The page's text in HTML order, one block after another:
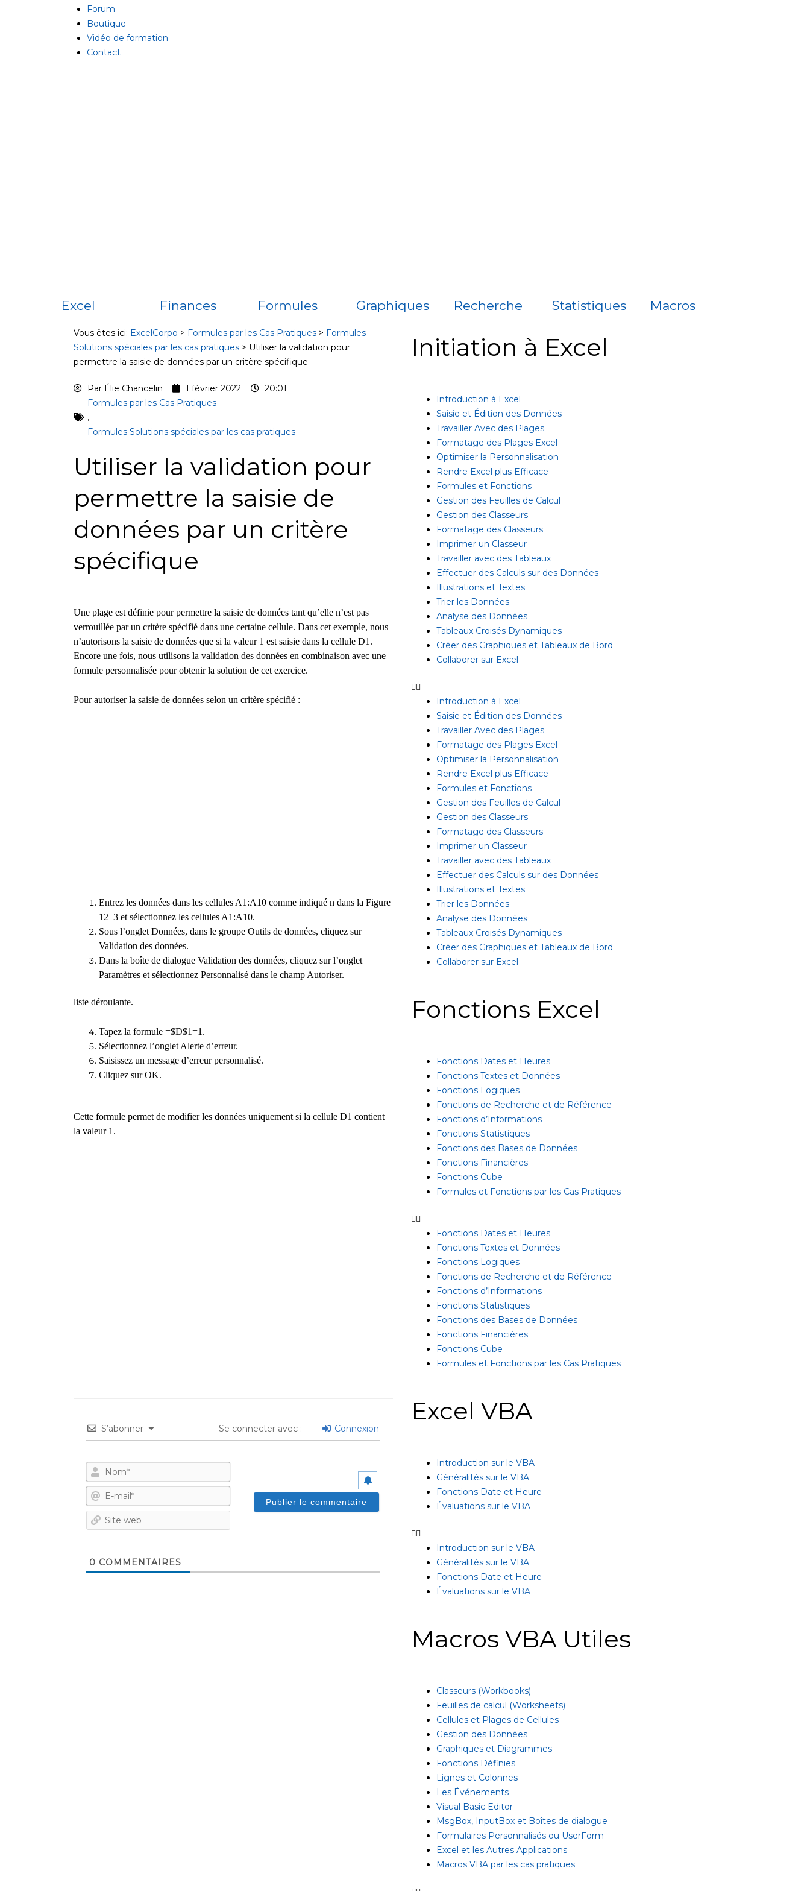
Forum
Boutique
Vidéo de formation
Contact
Excel Finances Formules Graphiques Recherche Statistiques Macros
Vous êtes ici: ExcelCorpo > Formules par les Cas Pratiques > Formules
Solutions spéciales par les cas pratiques > Utiliser la validation pour
permettre la saisie de données par un critère spécifique
ParÉlie Chancelin 1 février 2022
20:01
Formules par les Cas Pratiques
,
Formules Solutions spéciales par les cas pratiques
Utiliser la validation pour
permettre la saisie de
données par un critère
spécifique
Une plage est définie pour permettre la saisie de données tant qu’elle n’est pas
verrouillée par un critère spécifié dans une certaine cellule. Dans cet exemple, nous
n’autorisons la saisie de données que si la valeur 1 est saisie dans la cellule D1.
Encore une fois, nous utilisons la validation des données en combinaison avec une
formule personnalisée pour obtenir la solution de cet exercice.
Pour autoriser la saisie de données selon un critère spécifié :
Entrez les données dans les cellules A1:A10 comme indiqué n dans la Figure
12–3 et sélectionnez les cellules A1:A10.
Sous l’onglet Données, dans le groupe Outils de données, cliquez sur
Validation des données.
Dans la boîte de dialogue Validation des données, cliquez sur l’onglet
Paramètres et sélectionnez Personnalisé dans le champ Autoriser.
liste déroulante.
Tapez la formule =$D$1=1.
Sélectionnez l’onglet Alerte d’erreur.
Saisissez un message d’erreur personnalisé.
Cliquez sur OK.
Cette formule permet de modifier les données uniquement si la cellule D1 contient
la valeur 1.
S’abonner Se connecter avec : Connexion
Nom*
E-
mail*
0 COMMENTAIRES
Initiation à Excel
Introduction à Excel
Saisie et Édition des Données
Travailler Avec des Plages
Formatage des Plages Excel
Optimiser la Personnalisation
Rendre Excel plus Efficace
Formules et Fonctions
Gestion des Feuilles de Calcul
Gestion des Classeurs
Formatage des Classeurs
Imprimer un Classeur
Travailler avec des Tableaux
Effectuer des Calculs sur des Données
Illustrations et Textes
Trier les Données
Analyse des Données
Tableaux Croisés Dynamiques
Créer des Graphiques et Tableaux de Bord
Collaborer sur Excel
Introduction à Excel
Saisie et Édition des Données
Travailler Avec des Plages
Formatage des Plages Excel
Optimiser la Personnalisation
Rendre Excel plus Efficace
Formules et Fonctions
Gestion des Feuilles de Calcul
Gestion des Classeurs
Formatage des Classeurs
Imprimer un Classeur
Travailler avec des Tableaux
Effectuer des Calculs sur des Données
Illustrations et Textes
Trier les Données
Analyse des Données
Tableaux Croisés Dynamiques
Créer des Graphiques et Tableaux de Bord
Collaborer sur Excel
Fonctions Excel
Fonctions Dates et Heures
Fonctions Textes et Données
Fonctions Logiques
Fonctions de Recherche et de Référence
Fonctions d’Informations
Fonctions Statistiques
Fonctions des Bases de Données
Fonctions Financières
Fonctions Cube
Formules et Fonctions par les Cas Pratiques
Fonctions Dates et Heures
Fonctions Textes et Données
Fonctions Logiques
Fonctions de Recherche et de Référence
Fonctions d’Informations
Fonctions Statistiques
Fonctions des Bases de Données
Fonctions Financières
Fonctions Cube
Formules et Fonctions par les Cas Pratiques
Excel VBA
Introduction sur le VBA
Généralités sur le VBA
Fonctions Date et Heure
Évaluations sur le VBA
Introduction sur le VBA
Généralités sur le VBA
Fonctions Date et Heure
Évaluations sur le VBA
Macros VBA Utiles
Classeurs (Workbooks)
Feuilles de calcul (Worksheets)
Cellules et Plages de Cellules
Gestion des Données
Graphiques et Diagrammes
Fonctions Définies
Lignes et Colonnes
Les Événements
Visual Basic Editor
MsgBox, InputBox et Boîtes de dialogue
Formulaires Personnalisés ou UserForm
Excel et les Autres Applications
Macros VBA par les cas pratiques